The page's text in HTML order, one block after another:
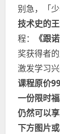
别急，「
技术史的
程：
《跟
奖获得者
激发学习
课程原价
一份限时
仍然可以
下方图片